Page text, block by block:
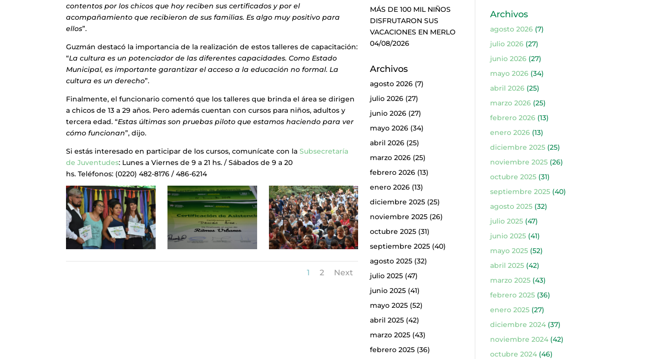
contentos por los chicos que hoy reciben sus certificados y por el
acompañamiento que recibieron de sus familias. Es algo muy positivo para
ellos”.
Guzmán destacó la importancia de la realización de estos talleres de capacitación:
“La cultura es un potenciador de las diferentes capacidades. Como Estado
Municipal, es importante garantizar el acceso a la educación no formal. La
cultura es un derecho”.
Finalmente, el funcionario comentó que los talleres que brinda el área se dirigen
a chicos de 13 a 29 años. Pero además cuentan con cursos para niños, adultos y
tercera edad. “Estas últimas son pruebas piloto que estamos haciendo para ver
cómo funcionan”, dijo.
Si estás interesado en participar de los cursos, comunícate con laSubsecretaría
de Juventudes: Lunes a Viernes de 9 a 21 hs. / Sábados de 9 a 20
hs.Teléfonos: (0220) 482-8176 / 486-6214
1 2 Next
MÁS DE 100 MIL NIÑOS
DISFRUTARON SUS
VACACIONES EN MERLO
04/08/2026
Archivos
agosto 2026 (7)
julio 2026 (27)
junio 2026 (27)
mayo 2026 (34)
abril 2026 (25)
marzo 2026 (25)
febrero 2026 (13)
enero 2026 (13)
diciembre 2025 (25)
noviembre 2025 (26)
octubre 2025 (31)
septiembre 2025 (40)
agosto 2025 (32)
julio 2025 (47)
junio 2025 (41)
mayo 2025 (52)
abril 2025 (42)
marzo 2025 (43)
febrero 2025 (36)
Archivos
agosto 2026(7)
julio 2026(27)
junio 2026(27)
mayo 2026(34)
abril 2026(25)
marzo 2026(25)
febrero 2026(13)
enero 2026(13)
diciembre 2025(25)
noviembre 2025(26)
octubre 2025(31)
septiembre 2025(40)
agosto 2025(32)
julio 2025(47)
junio 2025(41)
mayo 2025(52)
abril 2025(42)
marzo 2025(43)
febrero 2025(36)
enero 2025(27)
diciembre 2024(37)
noviembre 2024(42)
octubre 2024(46)